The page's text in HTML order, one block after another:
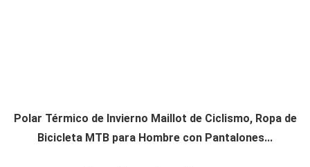
Polar Térmico de Invierno Maillot de Ciclismo, Ropa de
Bicicleta MTB para Hombre con Pantalones...